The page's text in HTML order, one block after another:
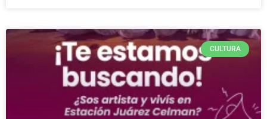
CULTURA